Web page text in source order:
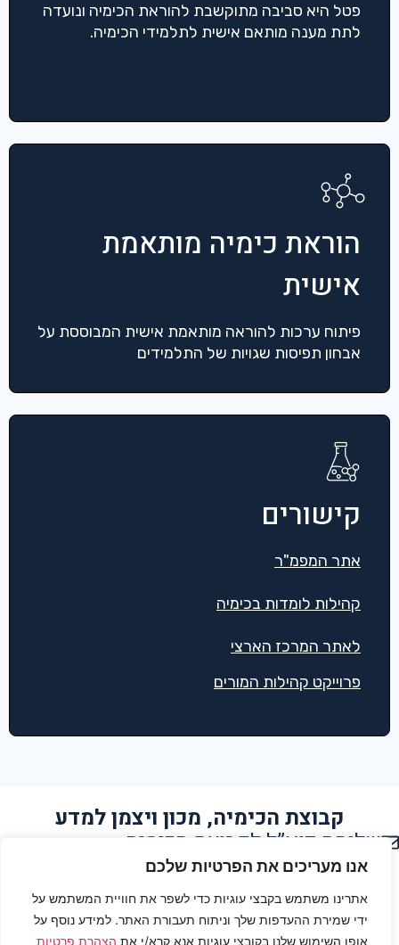
אנו מעריכים את הפרטיות שלכם
אתרינו משתמש בקבצי עוגיות כדי לשפר את חוויית המשתמש על
ידי שמירת ההעדפות שלך וניתוח תעבורת האתר. למידע נוסף על
אופן השימוש שלנו בקובצי עוגיות אנא קרא/י את הצהרת פרטיות
פטל היא סביבה מתוקשבת להוראת הכימיה ונועדה
לתת מענה מותאם אישית לתלמידי הכימיה.
הוראת כימיה מותאמת
אישית
פיתוח ערכות להוראה מותאמת אישית המבוססת על
אבחון תפיסות שגויות של התלמידים
קישורים
אתר המפמ"ר
קהילות לומדות בכימיה
לאתר המרכז הארצי
פרוייקט קהילות המורים
קבוצת הכימיה, מכון ויצמן למדע
שליחת דוא”ל לקבוצת הכימיה
הצהרת נגישות
תנאי שימוש